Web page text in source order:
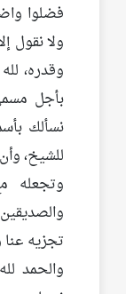
فضلوا
ولا نقول
وقدره،
بأجل
نسألك
للشيخ،
وتجعله
تجزيه
والحمد